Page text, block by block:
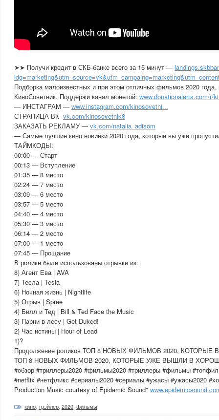
➤➤ Получи кредит в СКБ-банке всего за 15 минут —
Подборка малоизвестных и при этом отличных фильмов 2020
КиноСоветник. Поддержи канал монетой: www.donationalerts.com/r/
— ИНСТАГРАМ — www.instagram.com/kinosovetni...
СТРАНИЦА ВК- vk.com/kinosovetnik8
ЗАКАЗАТЬ РЕКЛАМУ — vk.com/natalia_adisom
— Самые лучшие кино новинки 2020 года, которые вы уже
ТАЙМКОДЫ:
00:00 — Старт
00:13 — Вступление
01:35 — 8 место
02:24 — 7 место
03:09 — 6 место
03:57 — 5 место
04:40 — 4 место
05:30 — 3 место
06:14 — 2 место
07:00 — 1 место
07:45 — Прощание
В ролике были использованы отрывки из:
8) Агент Ева | AVA
7) Тесла | Tesla
6) Ночная жизнь | Nightlife
5) Отрыв | Spree
4) Билл и Тед | Bill & Ted Face the Music
3) Парни в лесу | Get Duked!
2) Час истины | Hour of Lead
1)?
Продолжение роликов ТОП 8 НОВЫХ ФИЛЬМОВ 2020,
ТОП 8 НОВЫХ ФИЛЬМОВ 2020, КОТОРЫЕ УЖЕ ВЫШЛИ В
#обзор #триллеры2020 #фильмы2020 #триллеры #фильмы
#netflix #нетфликс #сериалы2020 #сериалы #ужасы #ужасы2020
Production Music courtesy of Epidemic Sound"
кино трэйлер 2020 фильмы